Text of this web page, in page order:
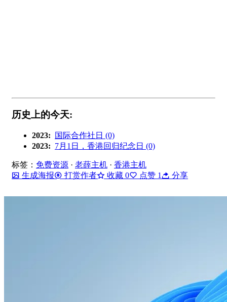
历史上的今天:
2023:
国际合作社日 (0)
2023: 7月1日，香港回归纪念日 (0)
标签： 免费资源 · 老薛主机 · 香港主机
生成海报
打赏作者 收藏 0 点赞 1 分享